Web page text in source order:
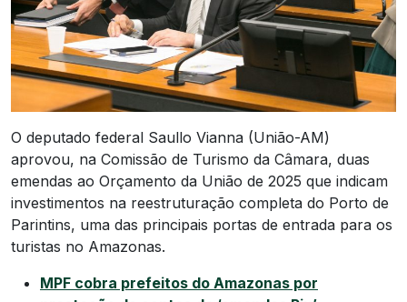
O deputado federal Saullo Vianna (União-AM)
aprovou, na Comissão de Turismo da Câmara, duas
emendas ao Orçamento da União de 2025 que indicam
investimentos na reestruturação completa do Porto de
Parintins, uma das principais portas de entrada para os
turistas no Amazonas.
MPF cobra prefeitos do Amazonas por